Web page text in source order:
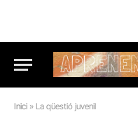
Inici » La qüestió juvenil